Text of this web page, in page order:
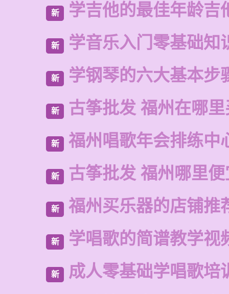
新 学吉他的最佳年龄吉
新 学音乐入门零基础知
新 学钢琴的六大基本步
新 古筝批发 福州在哪
新 福州唱歌年会排练中
新 古筝批发 福州哪里
新 福州买乐器的店铺推
新 学唱歌的简谱教学视
新 成人零基础学唱歌培